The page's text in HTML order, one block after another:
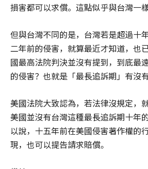
損害都可以求償。這點似乎與台灣一樣
但與台灣不同的是，台灣若是超過十
二年前的侵害，就算最近才知道，也
國最高法院判決並沒有提到，到底最
的侵害？也就是「最長追訴期」有沒
美國法院大致認為，若法律沒規定，
美國並沒有台灣這種最長追訴期十年
以說，十五年前在美國侵害著作權的
現，也可以提告請求賠償。